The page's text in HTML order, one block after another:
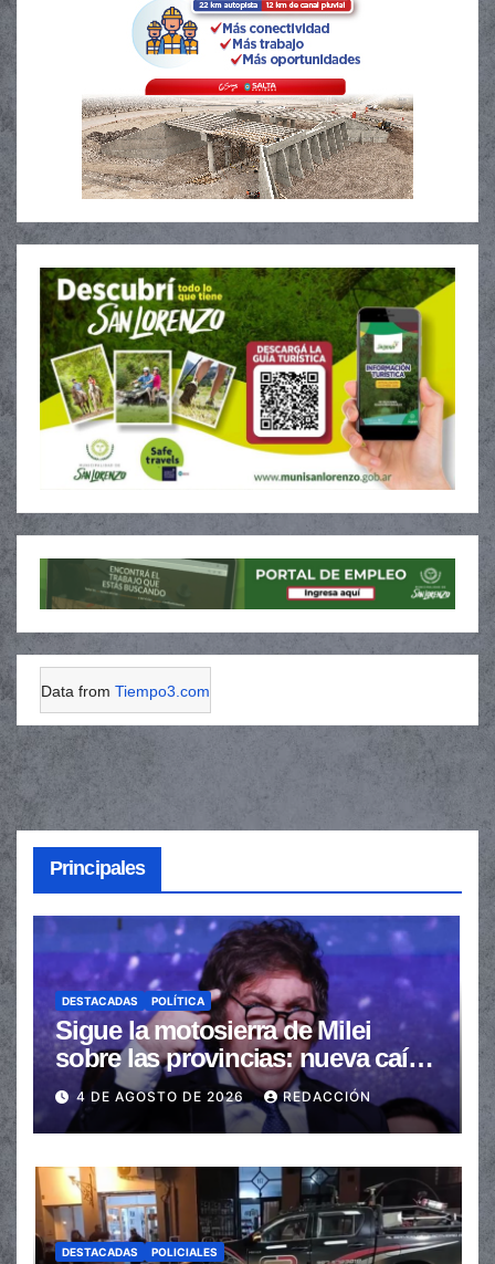
Data from Tiempo3.com
Principales
DESTACADAS POLÍTICA
Sigue la motosierra de Milei
sobre las provincias: nueva caída
de las transferencias no
automáticas
4 DE AGOSTO DE 2026 REDACCIÓN
DESTACADAS POLICIALES